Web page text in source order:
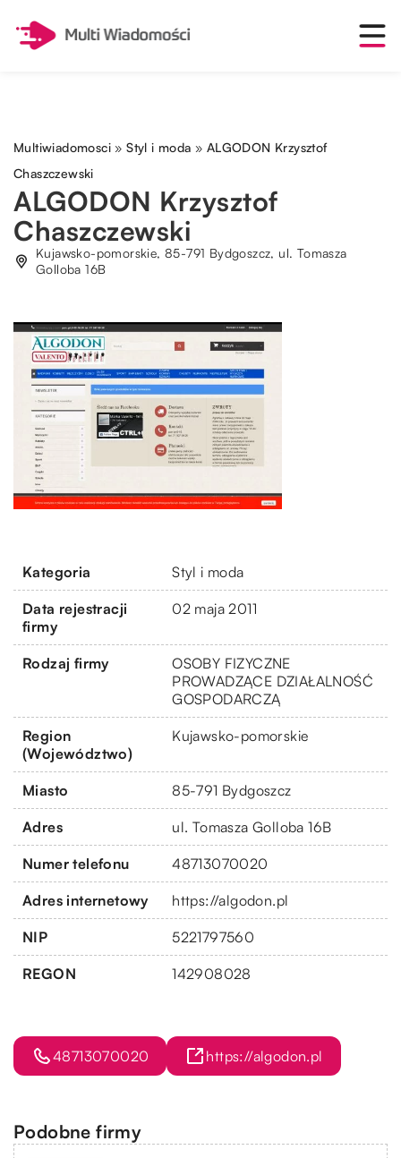
Multiwiadomosci »Styl i moda » ALGODON Krzysztof
Chaszczewski
ALGODON Krzysztof
Chaszczewski
Kujawsko-pomorskie, 85-791 Bydgoszcz, ul. Tomasza
Golloba 16B
Kategoria Styl i moda
Data rejestracji
firmy
02 maja 2011
Rodzaj firmy
OSOBY FIZYCZNE
PROWADZĄCE DZIAŁALNOŚĆ
GOSPODARCZĄ
Region
(Województwo)
Kujawsko-pomorskie
Miasto 85-791 Bydgoszcz
Adres ul. Tomasza Golloba 16B
Numer telefonu 48713070020
Adres internetowy https://algodon.pl
NIP 5221797560
REGON 142908028
48713070020 https://algodon.pl
Podobne firmy